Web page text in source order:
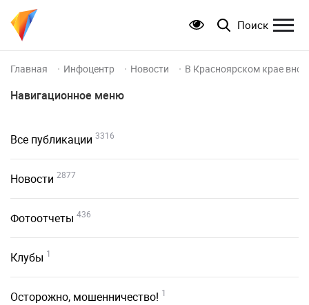
Поиск
Главная Инфоцентр Новости В Красноярском крае
Навигационное меню
Все публикации 3316
Новости 2877
Фотоотчеты 436
Клубы 1
Осторожно, мошенничество! 1